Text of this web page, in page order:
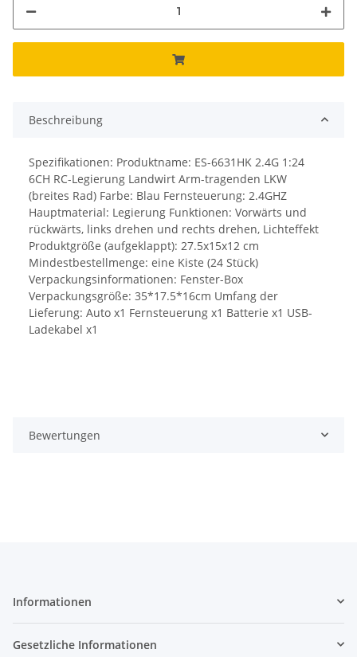
Beschreibung
Spezifikationen: Produktname: ES-6631HK 2.4G 1:24
6CH RC-Legierung Landwirt Arm-tragenden LKW
(breites Rad) Farbe: Blau Fernsteuerung: 2.4GHZ
Hauptmaterial: Legierung Funktionen: Vorwärts und
rückwärts, links drehen und rechts drehen, Lichteffekt
Produktgröße (aufgeklappt): 27.5x15x12 cm
Mindestbestellmenge: eine Kiste (24 Stück)
Verpackungsinformationen: Fenster-Box
Verpackungsgröße: 35*17.5*16cm Umfang der
Lieferung: Auto x1 Fernsteuerung x1 Batterie x1 USB-
Ladekabel x1
Bewertungen
Informationen
Gesetzliche Informationen